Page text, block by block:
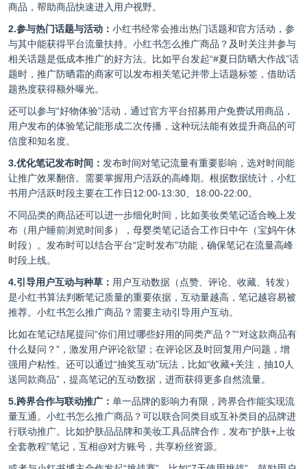
商品，帮助商品快速进入用户视野。
2.参与热门话题与活动： 小红书经常会推出热门话题和官方活动，参
与其中能获得平台流量扶持。小红书怎么推广商品？及时关注并参与
相关话题是低成本推广的好方法。比如平台发起“#夏日防晒大作战”话
题时，推广防晒霜的商家可以发布相关笔记并带上话题标签，借助话
题热度获得额外曝光。
还可以参与“好物体验”活动，通过官方平台招募用户免费试用商品，
用户发布的体验笔记能形成二次传播，这种玩法能有效提升商品的可
信度和知名度。
3.优化笔记发布时间： 发布时间对笔记流量有重要影响，选对时间能
让推广效果翻倍。需要掌握用户活跃的高峰期。根据数据统计，小红
书用户活跃时段主要在工作日12:00-13:30、18:00-22:00。
不同品类的商品还可以进一步细化时间，比如美妆类笔记适合晚上发
布（用户睡前浏览时间多），母婴类笔记适合工作日中午（宝妈午休
时段）。发布时可以结合平台“定时发布”功能，确保笔记在流量高峰
时段上线。
4.引导用户互动与种草： 用户互动数据（点赞、评论、收藏、转发）
是小红书算法判断笔记质量的重要依据，互动量越高，笔记越容易被
推荐。小红书怎么推广商品？需要主动引导用户互动。
比如在笔记结尾提问“你们用过哪些好用的同类产品？”“对这款商品有
什么疑问？”，激发用户评论欲望；在评论区及时回复用户问题，增
强用户粘性。还可以通过“抽奖互动”玩法，比如“收藏+关注，抽10人
送同款商品”，提高笔记的互动数据，进而获得更多自然流量。
5.跨界合作与联动推广： 单一品牌的影响力有限，跨界合作能实现流
量互通。小红书怎么推广商品？可以联合同类目或互补类目的品牌进
行联动推广。比如护肤品品牌和美妆工具品牌合作，发布“护肤+上妆
全套教程”笔记，互相@对方账号，共享粉丝资源。